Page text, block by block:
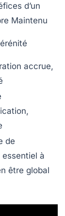
d’un
Maintenu
accrue,
de
à
être global